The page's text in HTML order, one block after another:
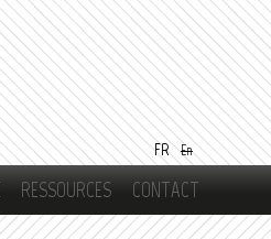
FR En
RESSOURCES CONTACT